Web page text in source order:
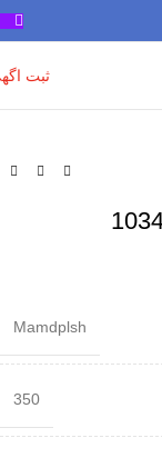
ثبت
Mamdplsh
350